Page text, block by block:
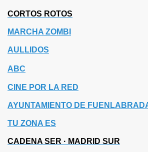
CORTOS ROTOS
MARCHA ZOMBI
AULLIDOS
ABC
CINE POR LA RED
AYUNTAMIENTO DE
TU ZONA ES
CADENA SER · MADRID SUR